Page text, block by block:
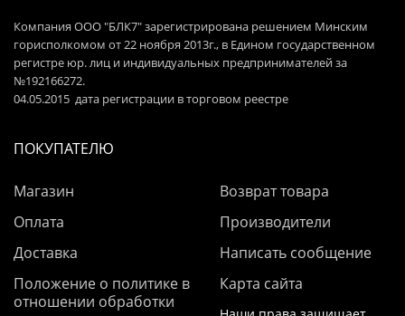
Компания ООО "БЛК7" зарегистрирована решением Минским
горисполкомом от 22 ноября 2013г., в Едином государственном
регистре юр. лиц и индивидуальных предпринимателей за
№192166272.
04.05.2015 дата регистрации в торговом реестре
ПОКУПАТЕЛЮ
Магазин
Оплата
Доставка
Положение о политике в
отношении обработки
Возврат товара
Производители
Написать сообщение
Карта сайта